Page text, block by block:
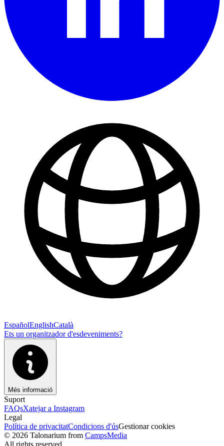
EspañolEnglishCatalà
Ets un organitzador d'esdeveniments?
Més informació
Suport
FAQsXatejar a Instagram
Legal
Política de privacitatCondicions d'úsGestionar cookies
© 2026 Talonarium from CampsMedia
All rights reserved